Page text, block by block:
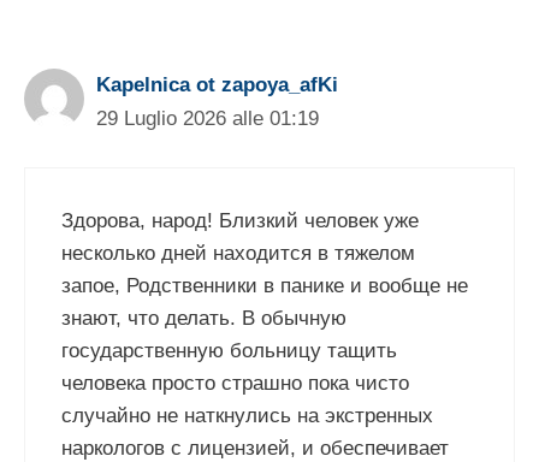
Kapelnica ot zapoya_afKi
29 Luglio 2026 alle 01:19
Здорова, народ! Близкий человек уже
несколько дней находится в тяжелом
запое, Родственники в панике и вообще не
знают, что делать. В обычную
государственную больницу тащить
человека просто страшно пока чисто
случайно не наткнулись на экстренных
наркологов с лицензией, и обеспечивает